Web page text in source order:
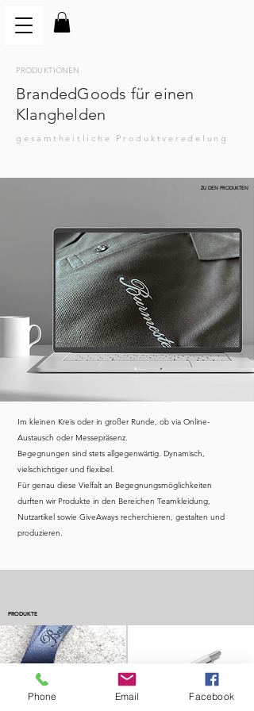
PRODUKTIONEN
BrandedGoods für einen
Klanghelden
gesamtheitliche Produktveredelung
ZU DEN PRODUKTEN
Im kleinen Kreis oder in großer Runde, ob via Online-
Austausch oder Messepräsenz.
Begegnungen sind stets allgegenwärtig. Dynamisch,
vielschichtiger und flexibel.
Für genau diese Vielfalt an Begegnungsmöglichkeiten
durften wir Produkte in den Bereichen Teamkleidung,
Nutzartikel sowie GiveAways recherchieren, gestalten und
produzieren.
PRODUKTE
Phone Email Facebook